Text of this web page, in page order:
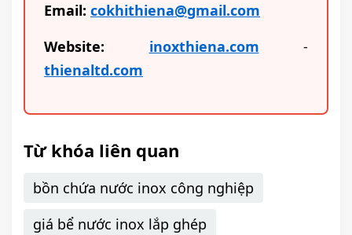
Email: cokhithiena@gmail.com
Website:
inoxthiena.com -
thienaltd.com
Từ khóa liên quan
bồn chứa nước inox công nghiệp
giá bể nước inox lắp ghép